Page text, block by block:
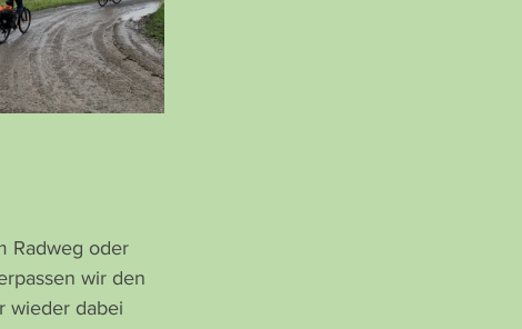
Radweg oder
wir den
wieder dabei